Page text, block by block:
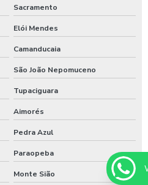
pix
Sacramento
Elói Mendes
Camanducaia
São João Nepomuceno
Tupaciguara
Aimorés
Pedra Azul
Paraopeba
Monte Sião